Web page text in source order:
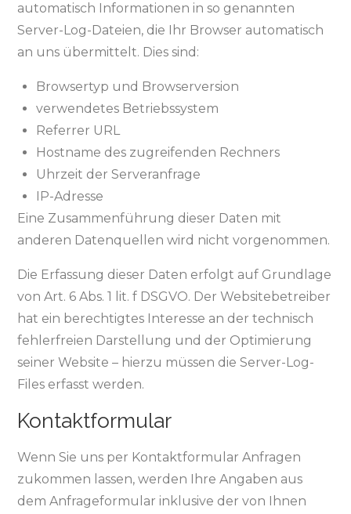
automatisch Informationen in so genannten
Server-Log-Dateien, die Ihr Browser automatisch
an uns übermittelt. Dies sind:
Browsertyp und Browserversion
verwendetes Betriebssystem
Referrer URL
Hostname des zugreifenden Rechners
Uhrzeit der Serveranfrage
IP-Adresse
Eine Zusammenführung dieser Daten mit
anderen Datenquellen wird nicht vorgenommen.
Die Erfassung dieser Daten erfolgt auf Grundlage
von Art. 6 Abs. 1 lit. f DSGVO. Der Websitebetreiber
hat ein berechtigtes Interesse an der technisch
fehlerfreien Darstellung und der Optimierung
seiner Website – hierzu müssen die Server-Log-
Files erfasst werden.
Kontaktformular
Wenn Sie uns per Kontaktformular Anfragen
zukommen lassen, werden Ihre Angaben aus
dem Anfrageformular inklusive der von Ihnen